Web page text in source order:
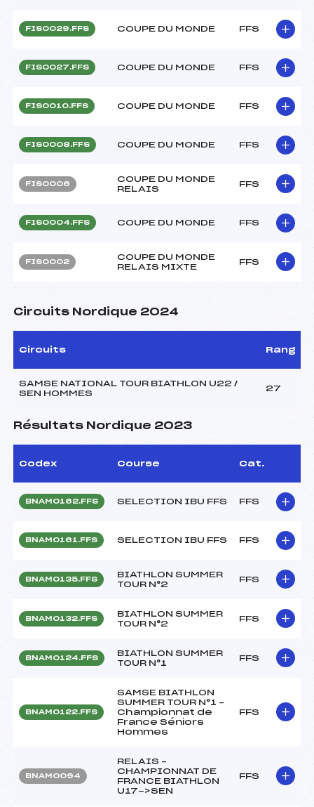
FIS0029.FFS COUPE DU MONDE FFS
FIS0027.FFS COUPE DU MONDE FFS
FIS0010.FFS COUPE DU MONDE FFS
FIS0008.FFS COUPE DU MONDE FFS
FIS0006
COUPE DU MONDE
RELAIS
FFS
FIS0004.FFS COUPE DU MONDE FFS
FIS0002
COUPE DU MONDE
RELAIS MIXTE
FFS
Circuits Nordique 2024
Circuits Rang
SAMSE NATIONAL TOUR BIATHLON U22 /
SEN HOMMES
27
Résultats Nordique 2023
Codex Course Cat.
BNAM0162.FFS SELECTION IBU FFS FFS
BNAM0161.FFS SELECTION IBU FFS FFS
BNAM0135.FFS
BIATHLON SUMMER
TOUR N°2
FFS
BNAM0132.FFS
BIATHLON SUMMER
TOUR N°2
FFS
BNAM0124.FFS
BIATHLON SUMMER
TOUR N°1
FFS
BNAM0122.FFS
SAMSE BIATHLON
SUMMER TOUR N°1 –
Championnat de
France Séniors
Hommes
FFS
BNAM0094
RELAIS –
CHAMPIONNAT DE
FRANCE BIATHLON
U17->SEN
FFS